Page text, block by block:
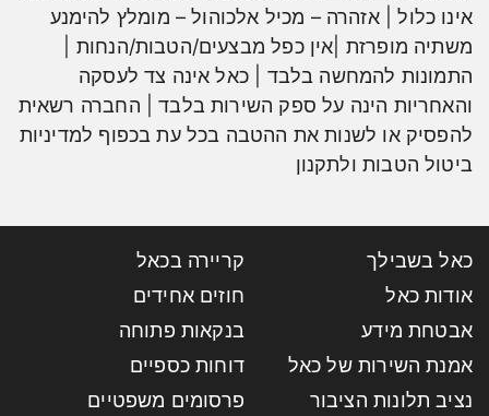
אינו כלול | אזהרה – מכיל אלכוהול – מומלץ להימנע
משתיה מופרזת |אין כפל מבצעים/הטבות/הנחות |
התמונות להמחשה בלבד | כאל אינה צד לעסקה
והאחריות הינה על ספק השירות בלבד | החברה רשאית
להפסיק או לשנות את ההטבה בכל עת בכפוף למדיניות
ביטול הטבות ולתקנון
כאל בשבילך
קריירה בכאל
אודות כאל
חוזים אחידים
אבטחת מידע
בנקאות פתוחה
אמנת השירות של כאל
דוחות כספיים
נציב תלונות הציבור
פרסומים משפטיים